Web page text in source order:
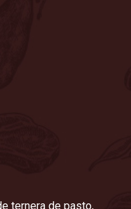
ternera de pasto,